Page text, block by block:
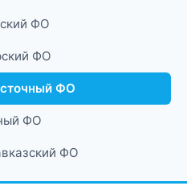
ФО
ФО
ФО
ФО
ФО